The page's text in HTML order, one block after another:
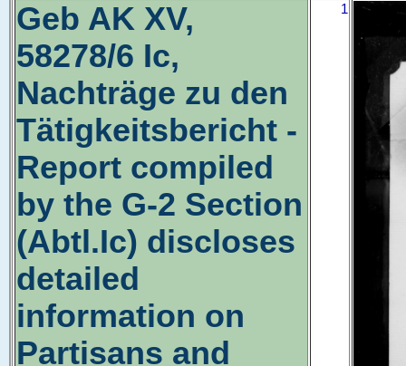
Geb AK XV,
58278/6 Ic,
Nachträge zu den
Tätigkeitsbericht -
Report compiled
by the G-2 Section
(Abtl.Ic) discloses
detailed
information on
Partisans and
1